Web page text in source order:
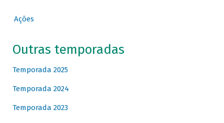
Ações
Outras temporadas
Temporada 2025
Temporada 2024
Temporada 2023